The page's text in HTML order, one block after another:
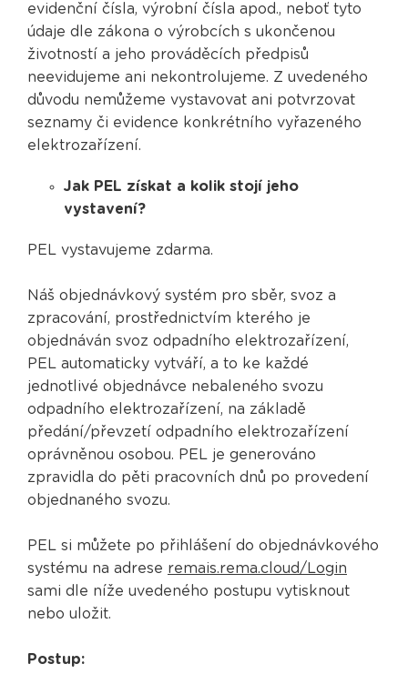
evidenční čísla, výrobní čísla apod., neboť tyto
údaje dle zákona o výrobcích s ukončenou
životností a jeho prováděcích předpisů
neevidujeme ani nekontrolujeme. Z uvedeného
důvodu nemůžeme vystavovat ani potvrzovat
seznamy či evidence konkrétního vyřazeného
elektrozařízení.
Jak PEL získat a kolik stojí jeho
vystavení?
PEL vystavujeme zdarma.
Náš objednávkový systém pro sběr, svoz a
zpracování, prostřednictvím kterého je
objednáván svoz odpadního elektrozařízení,
PEL automaticky vytváří, a to ke každé
jednotlivé objednávce nebaleného svozu
odpadního elektrozařízení, na základě
předání/převzetí odpadního elektrozařízení
oprávněnou osobou. PEL je generováno
zpravidla do pěti pracovních dnů po provedení
objednaného svozu.
PEL si můžete po přihlášení do objednávkového
systému na adrese remais.rema.cloud/Login
sami dle níže uvedeného postupu vytisknout
nebo uložit.
Postup: